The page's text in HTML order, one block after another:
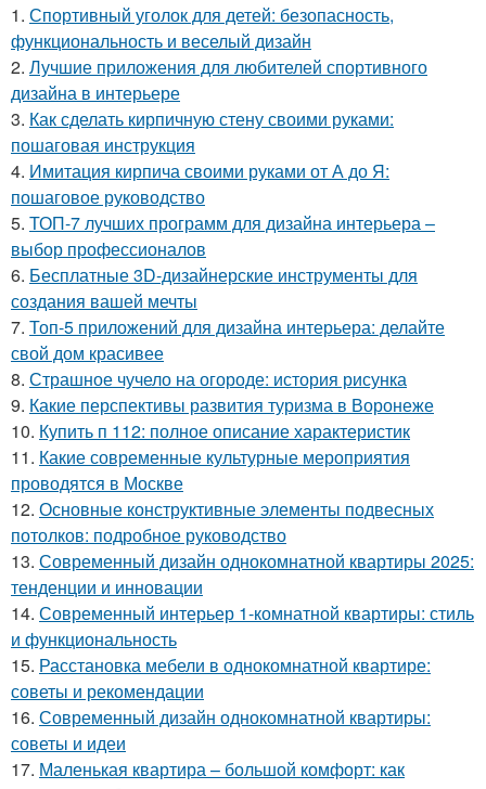
1. Спортивный уголок для детей: безопасность,
функциональность и веселый дизайн
2. Лучшие приложения для любителей спортивного
дизайна в интерьере
3. Как сделать кирпичную стену своими руками:
пошаговая инструкция
4. Имитация кирпича своими руками от А до Я:
пошаговое руководство
5. ТОП-7 лучших программ для дизайна интерьера –
выбор профессионалов
6. Бесплатные 3D-дизайнерские инструменты для
создания вашей мечты
7. Топ-5 приложений для дизайна интерьера: делайте
свой дом красивее
8. Страшное чучело на огороде: история рисунка
9. Какие перспективы развития туризма в Воронеже
10. Купить п 112: полное описание характеристик
11. Какие современные культурные мероприятия
проводятся в Москве
12. Основные конструктивные элементы подвесных
потолков: подробное руководство
13. Современный дизайн однокомнатной квартиры 2025:
тенденции и инновации
14. Современный интерьер 1-комнатной квартиры: стиль
и функциональность
15. Расстановка мебели в однокомнатной квартире:
советы и рекомендации
16. Современный дизайн однокомнатной квартиры:
советы и идеи
17. Маленькая квартира – большой комфорт: как